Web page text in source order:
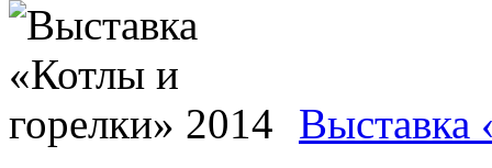
Выставка